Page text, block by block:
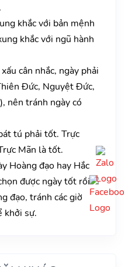
khắc với bản mệnh
khắc với ngũ hành
cân nhắc, ngày phải
Đức, Nguyệt Đức,
nên tránh ngày có
tú phải tốt. Trực
Mãn là tốt.
Hoàng đạo hay Hắc
được ngày tốt rồi
đạo, tránh các giờ
khởi sự.